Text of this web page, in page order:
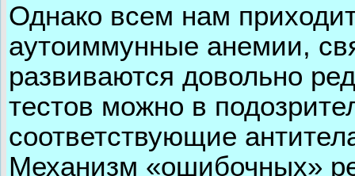
Однако всем нам
аутоиммунные анемии,
развиваются довольно
тестов можно в
соответствующие
Механизм «ошибочных»